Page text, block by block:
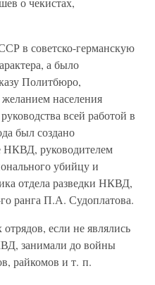
в советско-германскую
а было
Политбюро,
населения
всей работой в
был создано
НКВД, руководителем
убийцу и
отдела разведки НКВД,
ранга П.А. Судоплатова.
если не являлись
занимали до войны
райкомов и т. п.